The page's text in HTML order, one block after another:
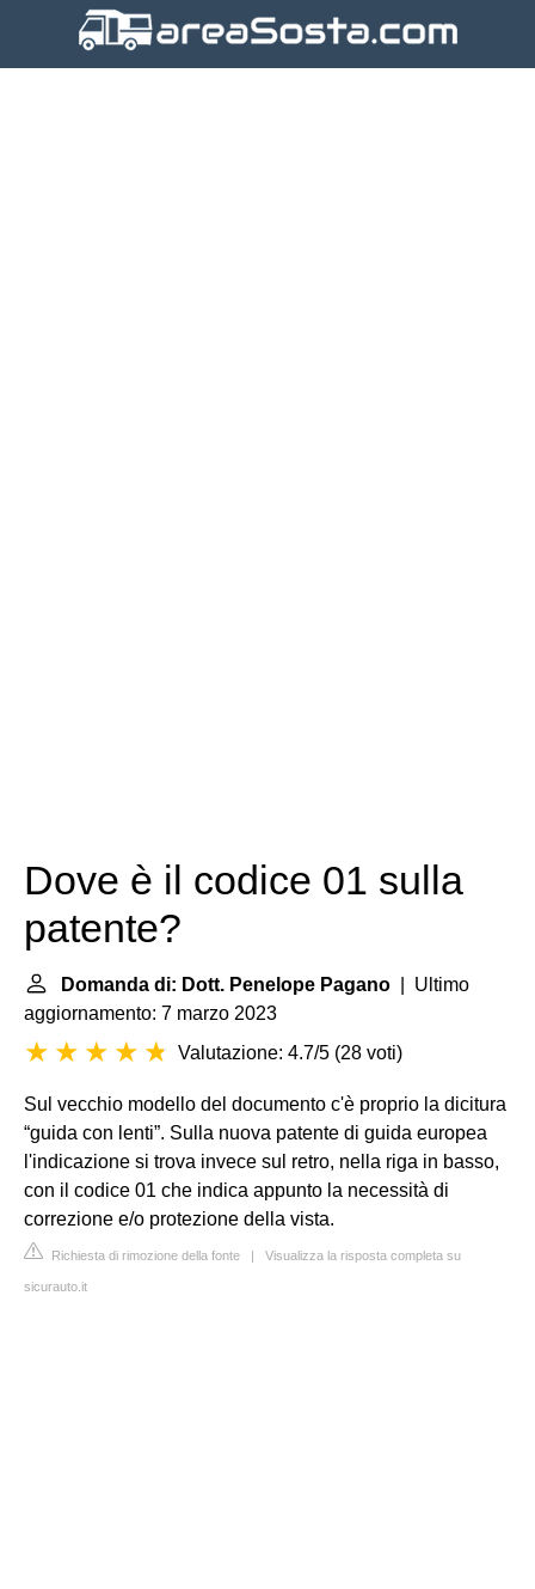
Dove è il codice 01 sulla
patente?
Domanda di: Dott. Penelope Pagano | Ultimo
aggiornamento: 7 marzo 2023
Valutazione: 4.7/5 (28 voti)
Sul vecchio modello del documento c'è proprio la dicitura
“guida con lenti”. Sulla nuova patente di guida europea
l'indicazione si trova invece sul retro, nella riga in basso,
con il codice 01 che indica appunto la necessità di
correzione e/o protezione della vista.
Richiesta di rimozione della fonte | Visualizza la risposta completa su
sicurauto.it